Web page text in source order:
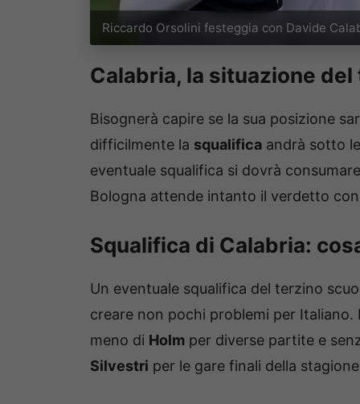
Riccardo Orsolini festeggia con Davide
Calabria, la situazione
Bisognerà capire se la sua posizione
difficilmente la squalifica andrà sotto
eventuale squalifica si dovrà
Bologna attende intanto il verdetto
Squalifica di Calabria:
Un eventuale squalifica del terzino
creare non pochi problemi per
meno di Holm per diverse partite e
Silvestri per le gare finali della